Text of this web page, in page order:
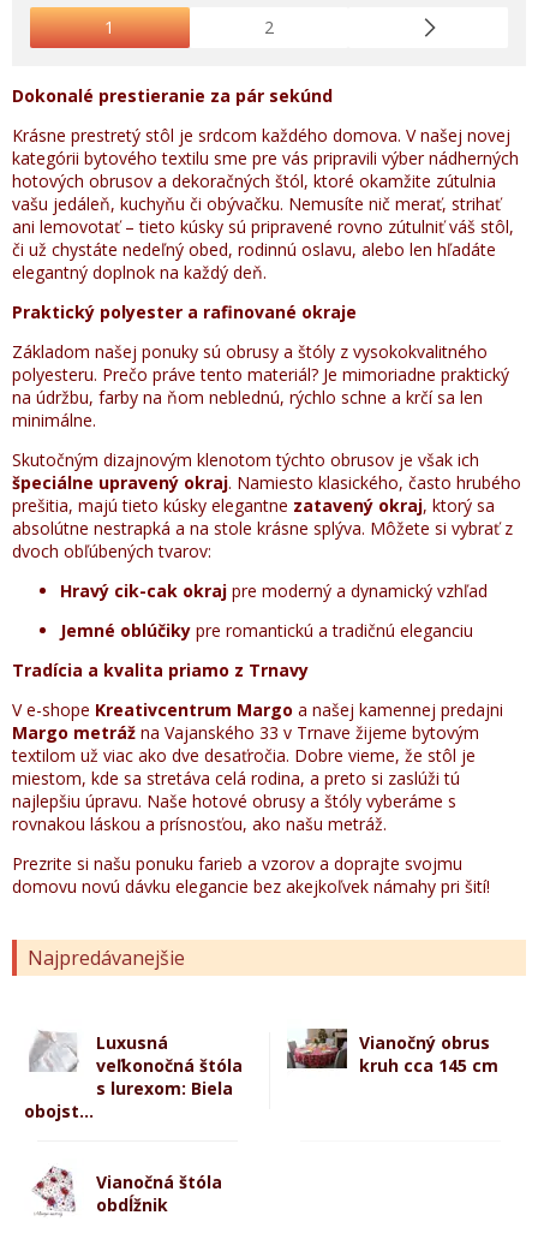
Najpredávanejšie
Luxusná
veľkonočná štóla
s lurexom: Biela
obojst...
Vianočný obrus
kruh cca 145 cm
Vianočná štóla
obdĺžnik
1 2
Dokonalé prestieranie za pár sekúnd
Krásne prestretý stôl je srdcom každého domova. V našej novej
kategórii bytového textilu sme pre vás pripravili výber nádherných
hotových obrusov a dekoračných štól, ktoré okamžite zútulnia
vašu jedáleň, kuchyňu či obývačku. Nemusíte nič merať, strihať
ani lemovotať – tieto kúsky sú pripravené rovno zútulniť váš stôl,
či už chystáte nedeľný obed, rodinnú oslavu, alebo len hľadáte
elegantný doplnok na každý deň.
Praktický polyester a rafinované okraje
Základom našej ponuky sú obrusy a štóly z vysokokvalitného
polyesteru. Prečo práve tento materiál? Je mimoriadne praktický
na údržbu, farby na ňom neblednú, rýchlo schne a krčí sa len
minimálne.
Skutočným dizajnovým klenotom týchto obrusov je však ich
špeciálne upravený okraj. Namiesto klasického, často hrubého
prešitia, majú tieto kúsky elegantne zatavený okraj, ktorý sa
absolútne nestrapká a na stole krásne splýva. Môžete si vybrať z
dvoch obľúbených tvarov:
Hravý cik-cak okraj pre moderný a dynamický vzhľad
Jemné oblúčiky pre romantickú a tradičnú eleganciu
Tradícia a kvalita priamo z Trnavy
V e-shope Kreativcentrum Margo a našej kamennej predajni
Margo metráž na Vajanského 33 v Trnave žijeme bytovým
textilom už viac ako dve desaťročia. Dobre vieme, že stôl je
miestom, kde sa stretáva celá rodina, a preto si zaslúži tú
najlepšiu úpravu. Naše hotové obrusy a štóly vyberáme s
rovnakou láskou a prísnosťou, ako našu metráž.
Prezrite si našu ponuku farieb a vzorov a doprajte svojmu
domovu novú dávku elegancie bez akejkoľvek námahy pri šití!